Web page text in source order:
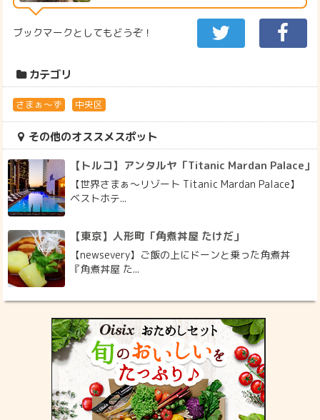
ブックマークとしてもどうぞ！
カテゴリ
さまぁ～ず 中央区
その他のオススメスポット
【トルコ】アンタルヤ「Titanic Mardan Palace」
【世界さまぁ～リゾート Titanic Mardan Palace】
ベストホテ...
【東京】人形町「角煮丼屋 たけだ」
【newsevery】ご飯の上にドーンと乗った角煮丼
『角煮丼屋 た...